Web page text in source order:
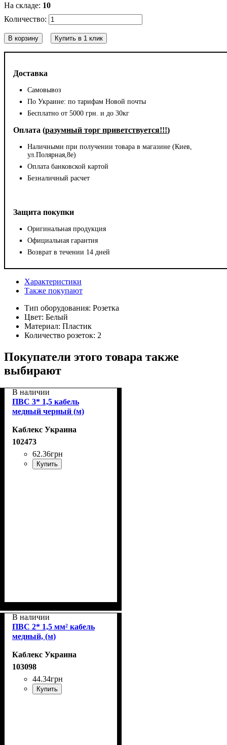
Доставка
Самовывоз
По Украине: по тарифам Новой почты
Бесплатно от 5000 грн. и до 30кг
Оплата (разумный торг приветствуется!!!)
Наличными при получении товара в магазине (Киев,
ул.Полярная,8е)
Оплата банковской картой
Безналичный расчет
Защита покупки
Оригинальная продукция
Официальная гарантия
Возврат в течении 14 дней
10
В корзину Купить в 1 клик
Характеристики
Также покупают
Тип оборудования: Розетка
Цвет: Белый
Материал: Пластик
Количество розеток: 2
Покупатели этого товара также
выбирают
В наличии
ПВС 3* 1,5 кабель
медный черный (м)
Каблекс Украина
102473
62.36грн
Купить
В наличии
ПВС 2* 1,5 мм² кабель
медный, (м)
Каблекс Украина
103098
44.34грн
Купить